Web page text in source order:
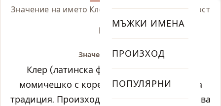
МЪЖКИ ИМЕНА
ПРОИЗХОД
ПОПУЛЯРНИ
Значение на името Клер, произход и популярност
KLAIR
Значение на Клер:
Клер (латинска форма: Клер) е женско
момичешко с корени в латински езикова
традиция. Произходът на Клер се проследява